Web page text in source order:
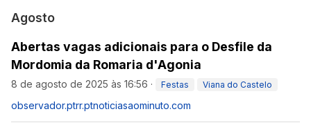
Agosto
Abertas vagas adicionais para o Desfile da
Mordomia da Romaria d'Agonia
8 de agosto de 2025 às 16:56 · Festas Viana do Castelo
observador.ptrr.ptnoticiasaominuto.com